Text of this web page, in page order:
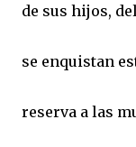
de sus hijos,
se enquistan
reserva a las